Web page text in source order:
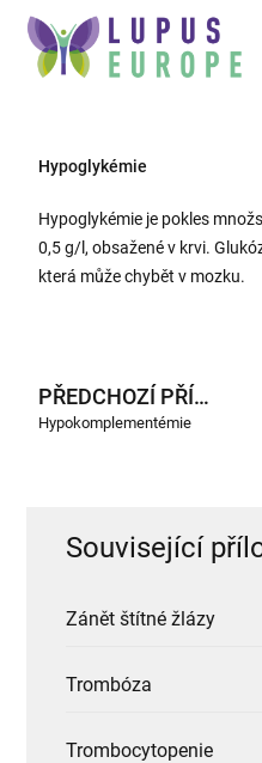
Hypoglykémie
Hypoglykémie je pokles
0,5 g/l, obsažené v krvi.
která může chybět v mozku.
PŘEDCHOZÍ PŘÍLOHY
Hypokomplementémie
Související
Zánět štítné žlázy
Trombóza
Trombocytopenie